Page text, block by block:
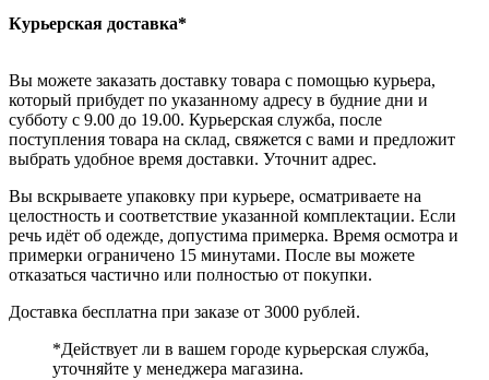
Курьерская доставка*
Вы можете заказать доставку товара с помощью курьера,
который прибудет по указанному адресу в будние дни и
субботу с 9.00 до 19.00. Курьерская служба, после
поступления товара на склад, свяжется с вами и предложит
выбрать удобное время доставки. Уточнит адрес.
Вы вскрываете упаковку при курьере, осматриваете на
целостность и соответствие указанной комплектации. Если
речь идёт об одежде, допустима примерка. Время осмотра и
примерки ограничено 15 минутами. После вы можете
отказаться частично или полностью от покупки.
Доставка бесплатна при заказе от 3000 рублей.
*Действует ли в вашем городе курьерская служба,
уточняйте у менеджера магазина.